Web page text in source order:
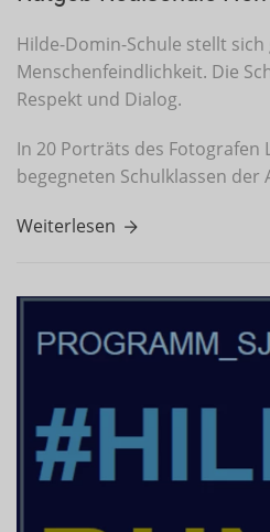
Hilde-Domin-Schule stellt
Menschenfeindlichkeit. Die
Respekt und Dialog.
In 20 Porträts des Fotografen
begegneten Schulklassen der
Weiterlesen